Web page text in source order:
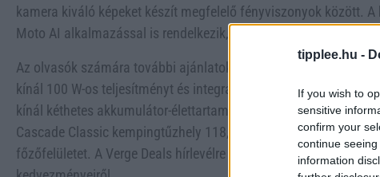
tipplee.hu -
If you wish to
sensitive
confirm your
continue
information
kamera kiváló képeket készít megfelelő fényviszonyok között.
Moto AI alkalmazással is rendelkezik, bár e funkciók tesztelése
Az olvasók számára további ajánlatok is elérhetők: az Anker 7-
kínál 100 W-os teljesítményt és integrált kábeleket, az Amazfit
kínál kéthetes akkumulátor-élettartamot és alapvető
Cascade Classic kempingtűzhely 118,99 dollárért biztosít 20
főzőfelületet. A Verge Deals hírlevélre feliratkozva rendszeresen